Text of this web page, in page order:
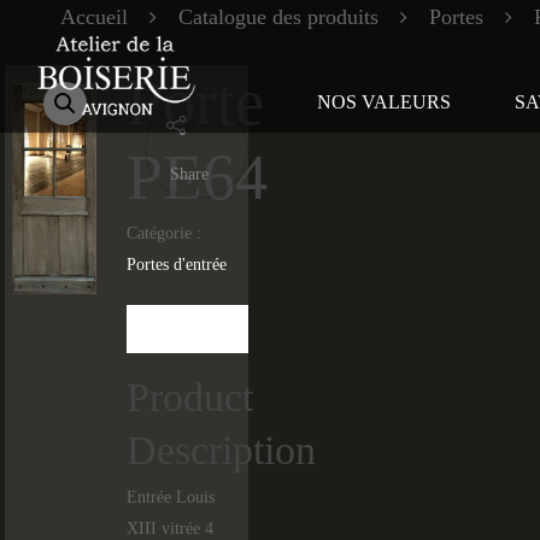
NOS VALEURS
Accueil Catalogue des produits Portes
Porte
PE64
Share
Catégorie :
Portes d'entrée
Product
Description
Entrée Louis
XIII vitrée 4